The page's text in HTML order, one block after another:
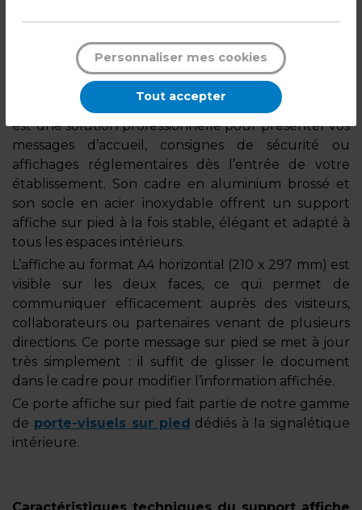
Description
Porte affiche sur pied A4 horizontal double
face – Support affiche sur pied cadre alu brossé
Ce porte affiche sur pied A4 horizontal double face
est une solution professionnelle pour présenter vos
messages d’accueil, consignes de sécurité ou
affichages réglementaires dès l’entrée de votre
établissement. Son cadre en aluminium brossé et
son socle en acier inoxydable offrent un support
affiche sur pied à la fois stable, élégant et adapté à
tous les espaces intérieurs.
L’affiche au format A4 horizontal (210 x 297 mm) est
visible sur les deux faces, ce qui permet de
communiquer efficacement auprès des visiteurs,
collaborateurs ou partenaires venant de plusieurs
directions. Ce porte message sur pied se met à jour
très simplement : il suffit de glisser le document
dans le cadre pour modifier l’information affichée.
Ce porte affiche sur pied fait partie de notre gamme
de porte-visuels sur pied dédiés à la signalétique
intérieure.
Personnaliser mes cookies
Tout accepter